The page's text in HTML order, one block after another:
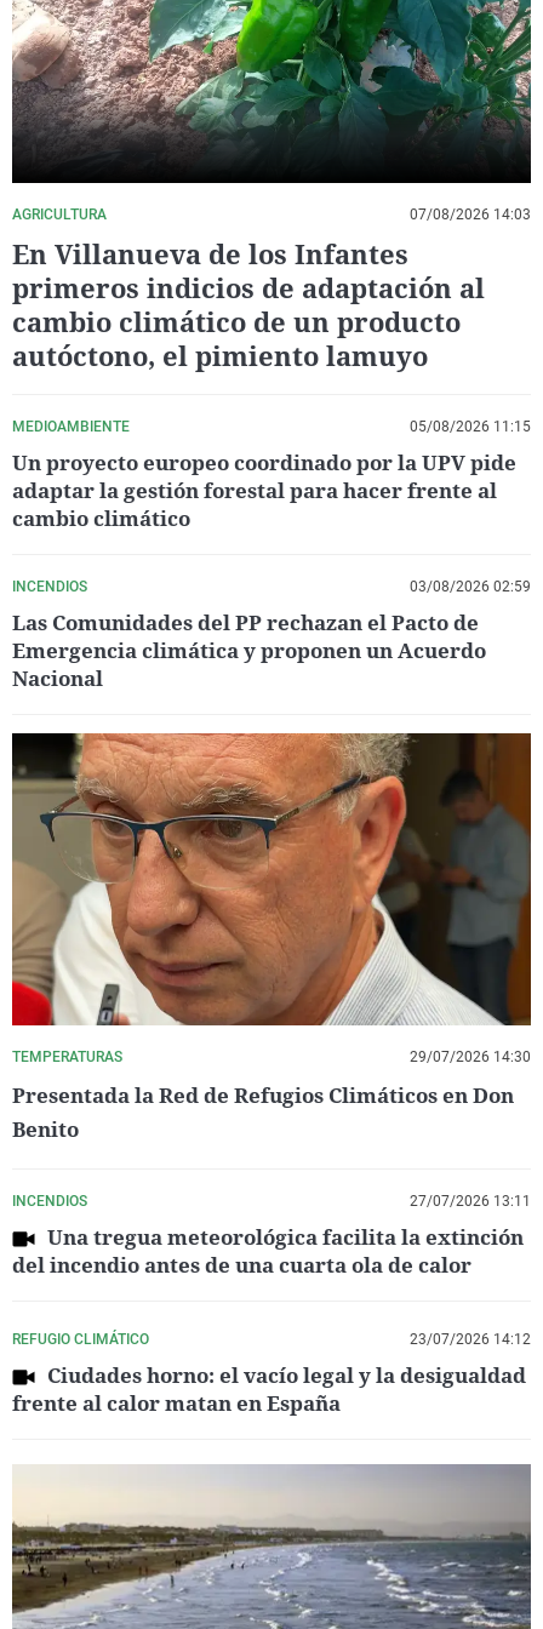
La rosa de los vientos
Gente viajera
Como el perro y el
Caso
Retornados
Equipo de
Operación Viuda
Extremadura
Galicia
La Rioja
Navarra
País Vasco
Virales
Televisión
Elecciones
AGRICULTURA 07/08/2026 14:03
En Villanueva de los Infantes
primeros indicios de adaptación al
cambio climático de un producto
autóctono, el pimiento lamuyo
MEDIOAMBIENTE 05/08/2026 11:15
Un proyecto europeo coordinado por la UPV pide
adaptar la gestión forestal para hacer frente al
cambio climático
INCENDIOS 03/08/2026 02:59
Las Comunidades del PP rechazan el Pacto de
Emergencia climática y proponen un Acuerdo
Nacional
TEMPERATURAS 29/07/2026 14:30
Presentada la Red de Refugios Climáticos en Don
Benito
INCENDIOS 27/07/2026 13:11
Una tregua meteorológica facilita la extinción
del incendio antes de una cuarta ola de calor
REFUGIO CLIMÁTICO 23/07/2026 14:12
Ciudades horno: el vacío legal y la desigualdad
frente al calor matan en España